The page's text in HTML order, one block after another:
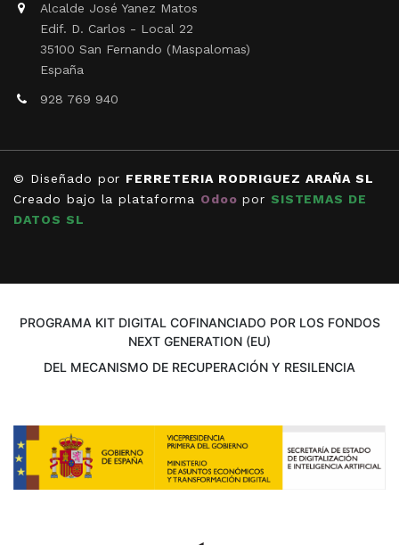
Alcalde José Yanez Matos
Edif. D. Carlos - Local 22
35100 San Fernando (Maspalomas)
España
928 769 940
© Diseñado por FERRETERIA RODRIGUEZ ARAÑA SL
Creado bajo la plataforma Odoo por SISTEMAS DE
DATOS SL
PROGRAMA KIT DIGITAL COFINANCIADO POR LOS FONDOS
NEXT GENERATION (EU)
DEL MECANISMO DE RECUPERACIÓN Y RESILENCIA